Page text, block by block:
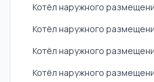
Котёл наружного
Котёл наружного
Котёл наружного
Котёл наружного